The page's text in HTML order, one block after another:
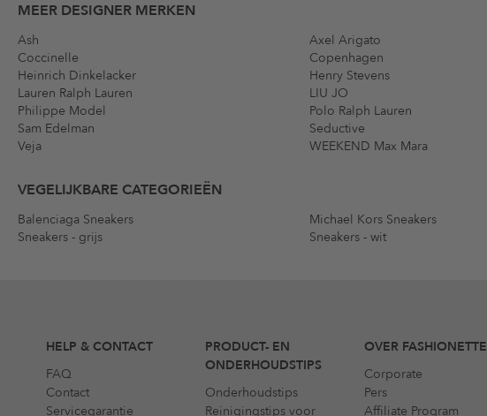
MEER DESIGNER MERKEN
Ash Axel Arigato
Coccinelle
Copenhagen
Heinrich Dinkelacker
Henry Stevens
Lauren Ralph Lauren
LIU JO
Philippe Model
Polo Ralph Lauren
Sam Edelman
Seductive
Veja
WEEKEND Max Mara
VEGELIJKBARE CATEGORIEËN
Balenciaga Sneakers Michael Kors Sneakers
Sneakers - grijs
Sneakers - wit
HELP & CONTACT
FAQ
Contact
Servicegarantie
PRODUCT- EN
ONDERHOUDSTIPS
Onderhoudstips
Reinigingstips voor
OVER FASHIONETTE
Corporate
Pers
Affiliate Program